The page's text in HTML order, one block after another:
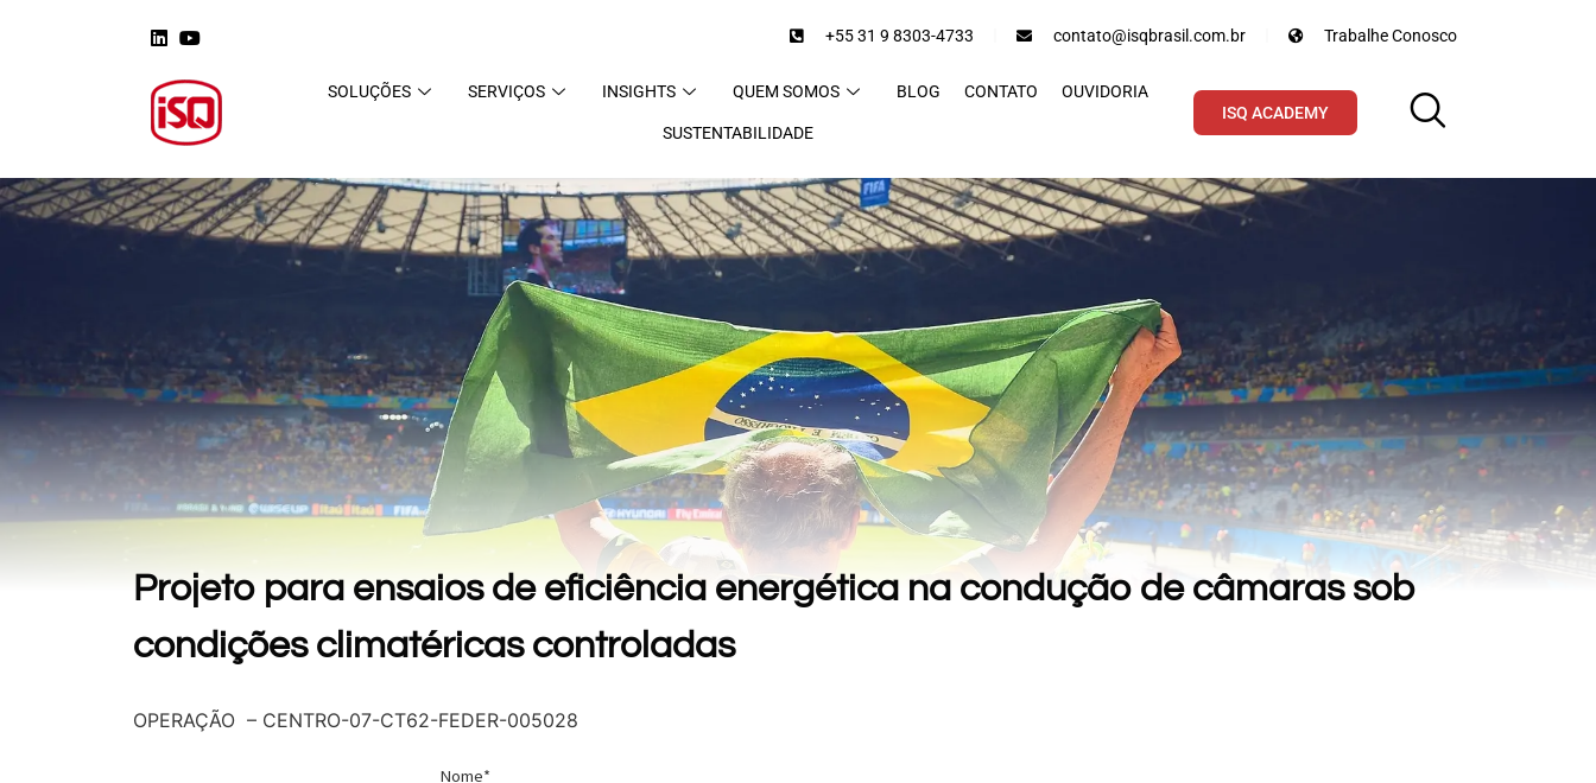
+55 31 9 8303-4733 contato@isqbrasil.com.br Trabalhe Conosco
SOLUÇÕES SERVIÇOS INSIGHTS QUEM SOMOS BLOG CONTATO OUVIDORIA
SUSTENTABILIDADE
ISQ ACADEMY
Projeto para ensaios de eficiência energética na condução de câmaras sob
condições climatéricas controladas
OPERAÇÃO – CENTRO-07-CT62-FEDER-005028